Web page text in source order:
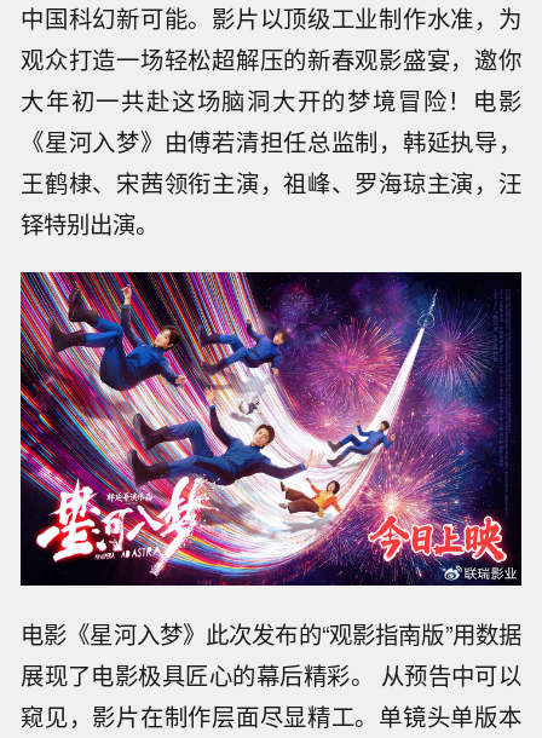
中国科幻新可能。影片以顶级工业制作水准，为
观众打造一场轻松超解压的新春观影盛宴，邀你
大年初一共赴这场脑洞大开的梦境冒险！电影
《星河入梦》由傅若清担任总监制，韩延执导，
王鹤棣、宋茜领衔主演，祖峰、罗海琼主演，汪
铎特别出演。
电影《星河入梦》此次发布的“观影指南版”用数据
展现了电影极具匠心的幕后精彩。 从预告中可以
窥见，影片在制作层面尽显精工。单镜头单版本